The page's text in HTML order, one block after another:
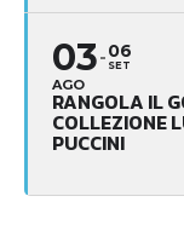
03
AGO
06
SET
RANGOLA IL
COLLEZIONE
PUCCINI